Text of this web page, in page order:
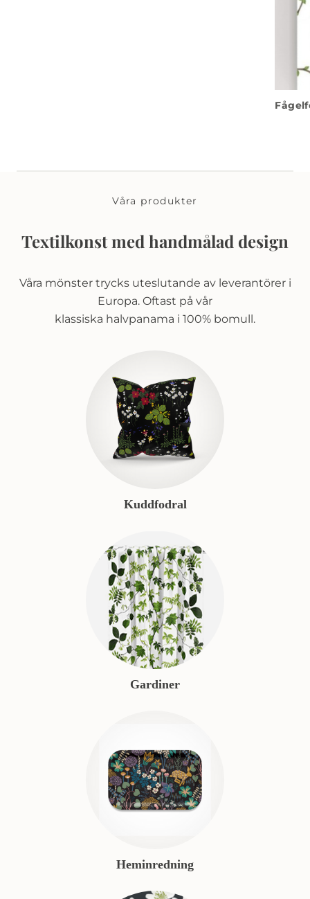
Våra produkter
Textilkonst med handmålad design
Våra mönster trycks uteslutande av leverantörer i
Europa. Oftast på vår
klassiska halvpanama i 100% bomull.
Kuddfodral
Gardiner
Heminredning